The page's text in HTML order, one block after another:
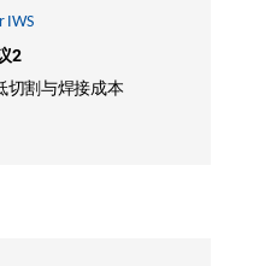
IWS
2
切割与焊接成本